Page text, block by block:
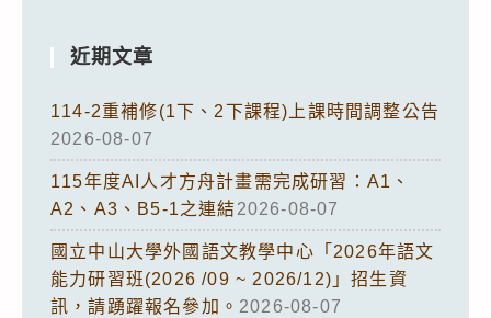
近期文章
114-2重補修(1下、2下課程)上課時間調整公告
2026-08-07
115年度AI人才方舟計畫需完成研習：A1、
A2、A3、B5-1之連結2026-08-07
國立中山大學外國語文教學中心「2026年語文
能力研習班(2026 /09 ~ 2026/12)」招生資
訊，請踴躍報名參加。 2026-08-07